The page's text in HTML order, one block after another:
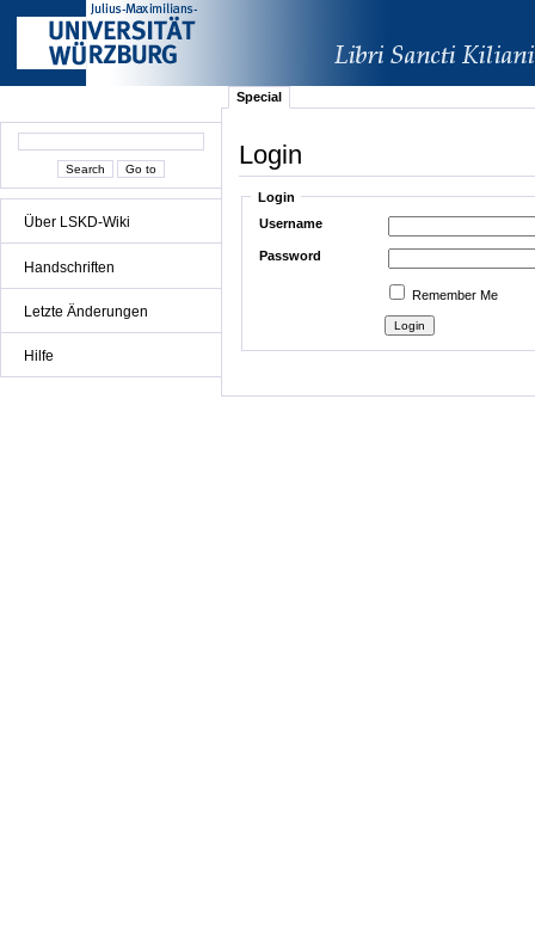
Über LSKD-Wiki
Handschriften
Letzte Änderungen
Hilfe
Special
Login
Login
Username
Password
Remember Me